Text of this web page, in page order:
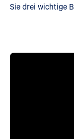
Sie drei wichtige